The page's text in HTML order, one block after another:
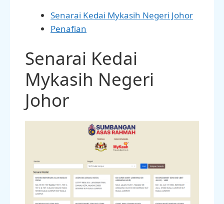
Senarai Kedai Mykasih Negeri Johor
Penafian
Senarai Kedai
Mykasih Negeri
Johor